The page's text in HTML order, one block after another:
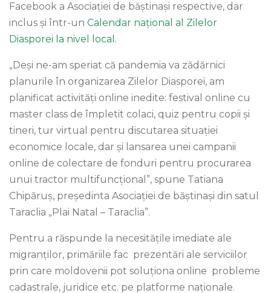
Facebook a Asociației de băștinași respective, dar
inclus și într-un Calendar național al Zilelor
Diasporei la nivel local.
„Deși ne-am speriat că pandemia va zădărnici
planurile în organizarea Zilelor Diasporei, am
planificat activități online inedite: festival online cu
master class de împletit colaci, quiz pentru copii și
tineri, tur virtual pentru discutarea situației
economice locale, dar și lansarea unei campanii
online de colectare de fonduri pentru procurarea
unui tractor multifuncțional”, spune Tatiana
Chipăruș, președinta Asociației de băștinași din satul
Taraclia „Plai Natal – Taraclia”.
Pentru a răspunde la necesitățile imediate ale
migranților, primăriile fac prezentări ale serviciilor
prin care moldovenii pot soluționa online probleme
cadastrale, juridice etc. pe platforme naționale.